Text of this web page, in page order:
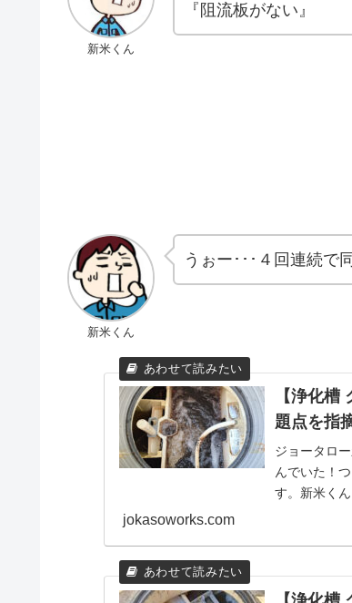
新米くん
『阻流板がない』
新米くん
うぉー･･･４回連続で
【浄化
題点を指
ジョータロ
んでいた！
す。新米く
jokasoworks.com